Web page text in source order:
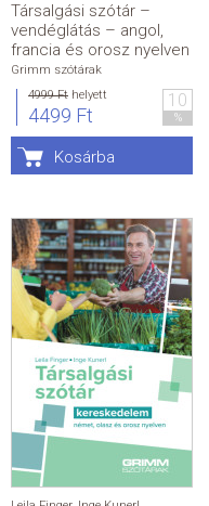
Társalgási szótár –
vendéglátás – angol,
francia és orosz nyelven
Grimm szótárak
4999 Ft helyett
4499 Ft
10
%
Kosárba